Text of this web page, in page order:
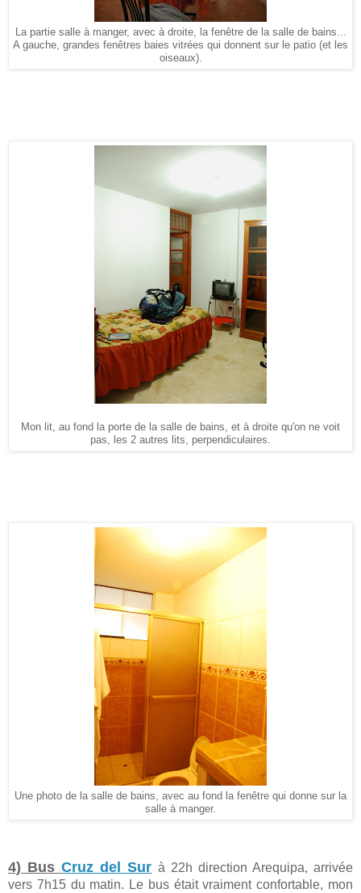
La partie salle à manger, avec à droite, la fenêtre de la salle de bains...
A gauche, grandes fenêtres baies vitrées qui donnent sur le patio (et les
oiseaux).
Mon lit, au fond la porte de la salle de bains, et à droite qu'on ne voit
pas, les 2 autres lits, perpendiculaires.
Une photo de la salle de bains, avec au fond la fenêtre qui donne sur la
salle à manger.
4) BusCruz del Sur à 22h direction Arequipa, arrivée
vers 7h15 du matin. Le bus était vraiment confortable, mon